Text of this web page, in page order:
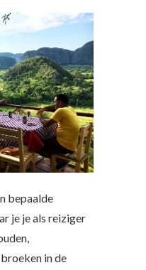
bepaalde
je je als reiziger
in de